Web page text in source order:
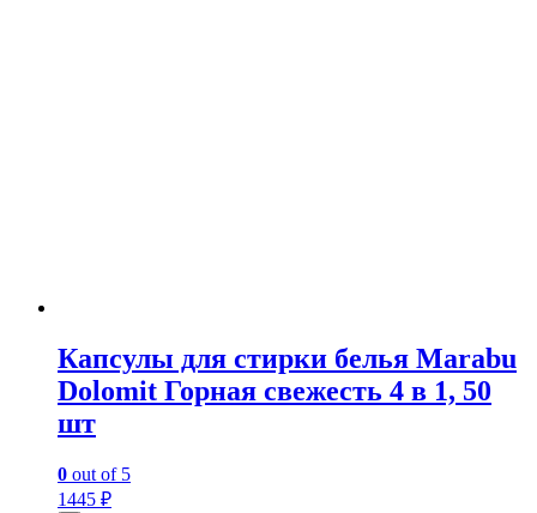
Капсулы для стирки белья Marabu
Dolomit Горная свежесть 4 в 1, 50
шт
0 out of 5
1445 ₽